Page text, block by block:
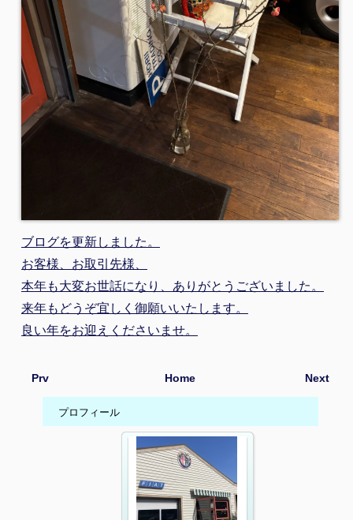
ブログを更新しました。
お客様、お取引先様、
本年も大変お世話になり、ありがとうございました。
来年もどうぞ宜しく御願いいたします。
良い年をお迎えくださいませ。
Prv Next
Home
プロフィール